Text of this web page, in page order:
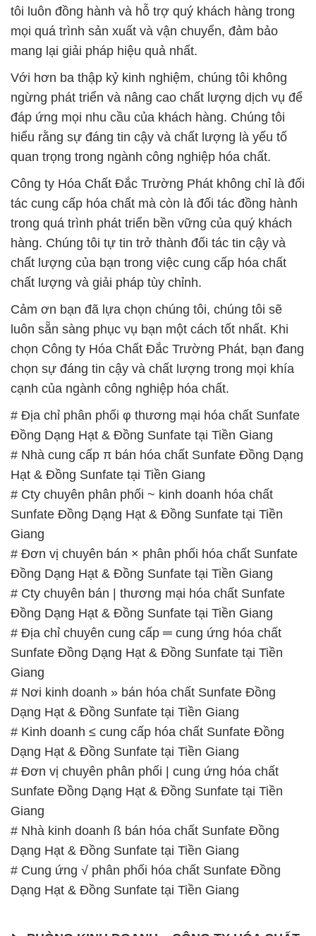
ngừng phát triển và nâng cao chất lượng dịch vụ để
đáp ứng mọi nhu cầu của khách hàng. Chúng tôi
hiểu rằng sự đáng tin cậy và chất lượng là yếu tố
quan trọng trong ngành công nghiệp hóa chất.
Công ty Hóa Chất Đắc Trường Phát không chỉ là đối
tác cung cấp hóa chất mà còn là đối tác đồng hành
trong quá trình phát triển bền vững của quý khách
hàng. Chúng tôi tự tin trở thành đối tác tin cậy và
chất lượng của bạn trong việc cung cấp hóa chất
chất lượng và giải pháp tùy chỉnh.
Cảm ơn bạn đã lựa chọn chúng tôi, chúng tôi sẽ
luôn sẵn sàng phục vụ bạn một cách tốt nhất. Khi
chọn Công ty Hóa Chất Đắc Trường Phát, bạn đang
chọn sự đáng tin cậy và chất lượng trong mọi khía
cạnh của ngành công nghiệp hóa chất.
# Địa chỉ phân phối φ thương mại hóa chất Sunfate
Đồng Dạng Hạt & Đồng Sunfate tại Tiền Giang
# Nhà cung cấp π bán hóa chất Sunfate Đồng Dạng
Hạt & Đồng Sunfate tại Tiền Giang
# Cty chuyên phân phối ~ kinh doanh hóa chất
Sunfate Đồng Dạng Hạt & Đồng Sunfate tại Tiền
Giang
# Đơn vị chuyên bán × phân phối hóa chất Sunfate
Đồng Dạng Hạt & Đồng Sunfate tại Tiền Giang
# Cty chuyên bán | thương mại hóa chất Sunfate
Đồng Dạng Hạt & Đồng Sunfate tại Tiền Giang
# Địa chỉ chuyên cung cấp ═ cung ứng hóa chất
Sunfate Đồng Dạng Hạt & Đồng Sunfate tại Tiền
Giang
# Nơi kinh doanh » bán hóa chất Sunfate Đồng
Dạng Hạt & Đồng Sunfate tại Tiền Giang
# Kinh doanh ≤ cung cấp hóa chất Sunfate Đồng
Dạng Hạt & Đồng Sunfate tại Tiền Giang
# Đơn vị chuyên phân phối | cung ứng hóa chất
Sunfate Đồng Dạng Hạt & Đồng Sunfate tại Tiền
Giang
# Nhà kinh doanh ß bán hóa chất Sunfate Đồng
Dạng Hạt & Đồng Sunfate tại Tiền Giang
# Cung ứng √ phân phối hóa chất Sunfate Đồng
Dạng Hạt & Đồng Sunfate tại Tiền Giang
📞PHÒNG KINH DOANH – CÔNG TY HÓA CHẤT
ĐẮC TRƯỜNG PHÁT🌐
🌐 Website: https://hoachatmientay.vn/